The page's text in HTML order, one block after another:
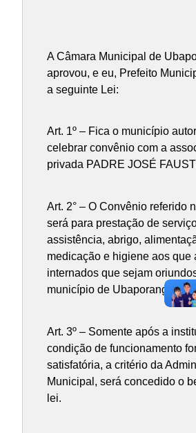
A Câmara Municipal de
aprovou, e eu, Prefeito
a seguinte Lei:
Art. 1º – Fica o município
celebrar convênio com a
privada PADRE JOSÉ
Art. 2° – O Convênio referido
será para prestação de
assistência, abrigo,
medicação e higiene aos que
internados que sejam
município de Ubaporanga.
Art. 3º – Somente após a
condição de funcionamento
satisfatória, a critério da
Municipal, será concedido o
lei.